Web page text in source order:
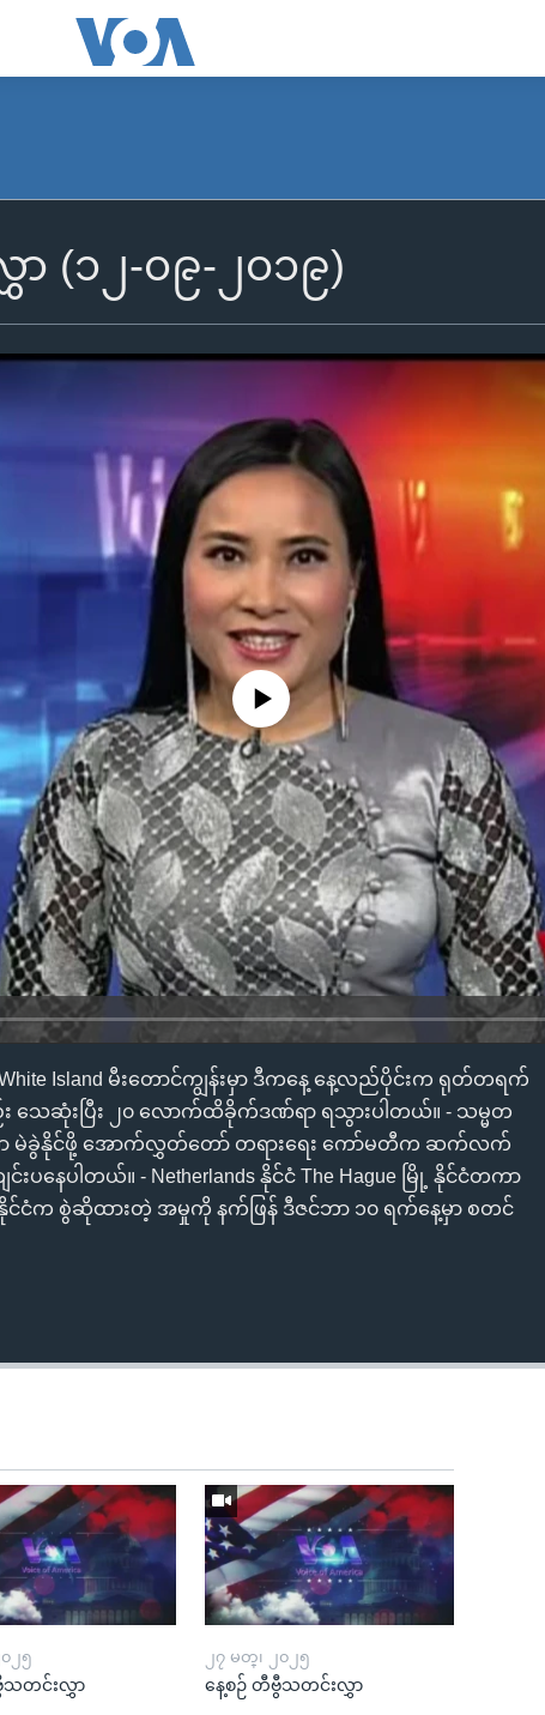
(၁၂-၀၉-၂၀၁၉)
No media source currently available
White Island မီးတောင်ကျွန်းမှာ ဒီကနေ့ နေ့လည်ပိုင်းက ရုတ်တရက်
ေဆုံးပြီး ၂၀ လောက်ထိခိုက်ဒဏ်ရာ ရသွားပါတယ်။ - သမ္မတ
ာ မဲခွဲနိုင်ဖို့ အောက်လွှတ်တော် တရားရေး ကော်မတီက ဆက်လက်
ပနေပါတယ်။ - Netherlands နိုင်ငံ The Hague မြို့ နိုင်ငံတကာ
နိုင်ငံက စွဲဆိုထားတဲ့ အမှုကို နက်ဖြန် ဒီဇင်ဘာ ၁၀ ရက်နေ့မှာ စတင်
၂၅
သတင်းလွှာ
၂၇ မတ္၊ ၂၀၂၅
နေ့စဉ် တီဗွီသတင်းလွှာ